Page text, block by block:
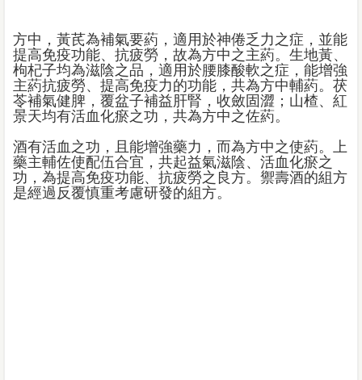
方中，黃芪為補氣要葯，適用於神倦乏力之症，並能
提高免疫功能、抗疲勞，故為方中之主葯。生地黃、
枸杞子均為滋陰之品，適用於腰膝酸軟之症，能增強
主葯抗疲勞、提高免疫力的功能，共為方中輔葯。茯
苓補氣健脾，覆盆子補益肝腎，收斂固澀；山楂、紅
景天均有活血化瘀之功，共為方中之佐葯。
酒有活血之功，且能增強藥力，而為方中之使葯。上
藥主輔佐使配伍合宜，共起益氣滋陰、活血化瘀之
功，為提高免疫功能、抗疲勞之良方。禦壽酒的組方
是經過反覆慎重考慮研發的組方。